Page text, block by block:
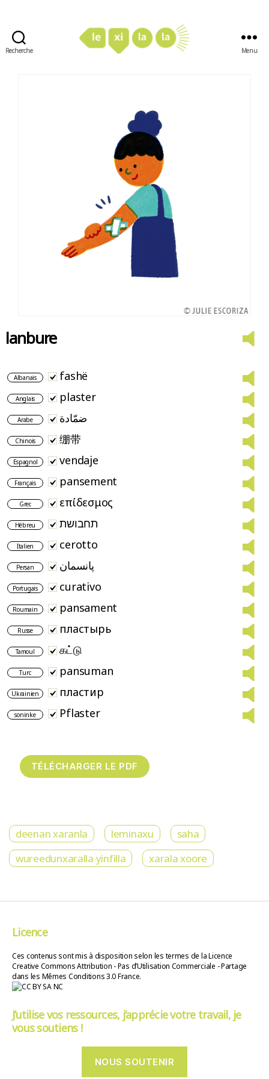
Recherche Menu
lanbure
Albanais fashë
Anglais plaster
Arabe ضمّادة
Chinois 绷带
Espagnol vendaje
Français pansement
Grec επίδεσμος
Hébreu תחבושת
Italien cerotto
Persan پانسمان
Portugais curativo
Roumain pansament
Russe пластырь
Tamoul கட்டு
Turc pansuman
Ukrainien пластир
soninke Pflaster
deenan xaranla leminaxu
saha
wureedunxaralla yinfilla
xarala xoore
Licence
Ces contenus sont mis à disposition selon les termes de la Licence
Creative Commons Attribution - Pas d’Utilisation Commerciale - Partage
dans les Mêmes Conditions 3.0 France.
J’utilise vos ressources, j’apprécie votre travail, je
vous soutiens !
NOUS SOUTENIR